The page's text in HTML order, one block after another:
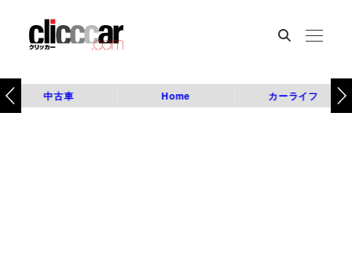
中古車 Home カーライフ